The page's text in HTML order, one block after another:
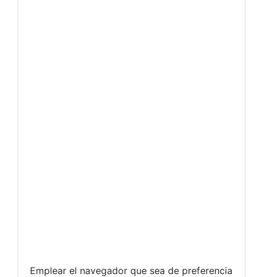
Emplear el navegador que sea de preferencia